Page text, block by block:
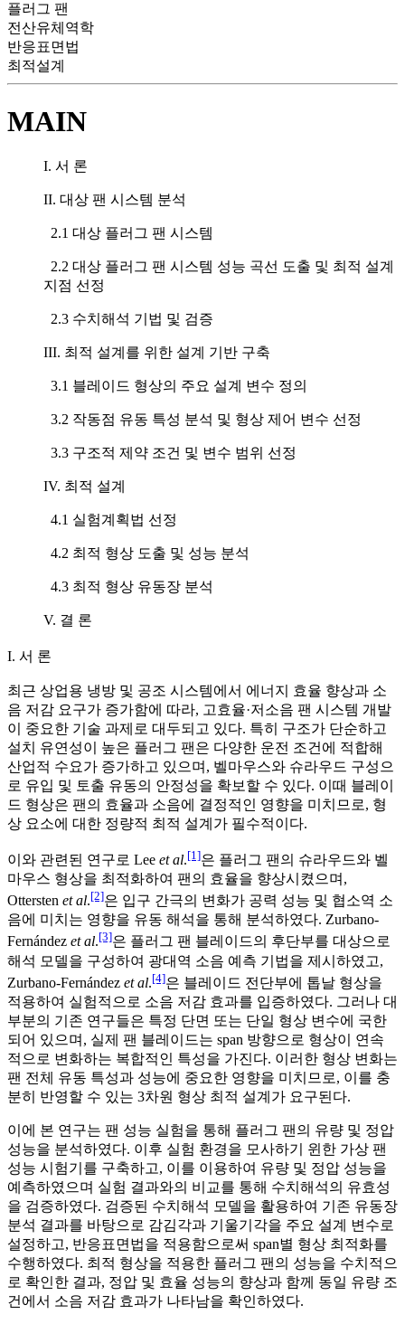
플러그 팬
전산유체역학
반응표면법
최적설계
MAIN
I. 서 론
II. 대상 팬 시스템 분석
2.1 대상 플러그 팬 시스템
2.2 대상 플러그 팬 시스템 성능 곡선 도출 및 최적 설계
지점 선정
2.3 수치해석 기법 및 검증
III. 최적 설계를 위한 설계 기반 구축
3.1 블레이드 형상의 주요 설계 변수 정의
3.2 작동점 유동 특성 분석 및 형상 제어 변수 선정
3.3 구조적 제약 조건 및 변수 범위 선정
IV. 최적 설계
4.1 실험계획법 선정
4.2 최적 형상 도출 및 성능 분석
4.3 최적 형상 유동장 분석
V. 결 론
I. 서 론
최근 상업용 냉방 및 공조 시스템에서 에너지 효율 향상과 소
음 저감 요구가 증가함에 따라, 고효율·저소음 팬 시스템 개발
이 중요한 기술 과제로 대두되고 있다. 특히 구조가 단순하고
설치 유연성이 높은 플러그 팬은 다양한 운전 조건에 적합해
산업적 수요가 증가하고 있으며, 벨마우스와 슈라우드 구성으
로 유입 및 토출 유동의 안정성을 확보할 수 있다. 이때 블레이
드 형상은 팬의 효율과 소음에 결정적인 영향을 미치므로, 형
상 요소에 대한 정량적 최적 설계가 필수적이다.
이와 관련된 연구로 Lee et al.[1]은 플러그 팬의 슈라우드와 벨
마우스 형상을 최적화하여 팬의 효율을 향상시켰으며,
Ottersten et al.[2]은 입구 간극의 변화가 공력 성능 및 협소역 소
음에 미치는 영향을 유동 해석을 통해 분석하였다. Zurbano-
Fernández et al.[3]은 플러그 팬 블레이드의 후단부를 대상으로
해석 모델을 구성하여 광대역 소음 예측 기법을 제시하였고,
Zurbano-Fernández et al.[4]은 블레이드 전단부에 톱날 형상을
적용하여 실험적으로 소음 저감 효과를 입증하였다. 그러나 대
부분의 기존 연구들은 특정 단면 또는 단일 형상 변수에 국한
되어 있으며, 실제 팬 블레이드는 span 방향으로 형상이 연속
적으로 변화하는 복합적인 특성을 가진다. 이러한 형상 변화는
팬 전체 유동 특성과 성능에 중요한 영향을 미치므로, 이를 충
분히 반영할 수 있는 3차원 형상 최적 설계가 요구된다.
이에 본 연구는 팬 성능 실험을 통해 플러그 팬의 유량 및 정압
성능을 분석하였다. 이후 실험 환경을 모사하기 윈한 가상 팬
성능 시험기를 구축하고, 이를 이용하여 유량 및 정압 성능을
예측하였으며 실험 결과와의 비교를 통해 수치해석의 유효성
을 검증하였다. 검증된 수치해석 모델을 활용하여 기존 유동장
분석 결과를 바탕으로 감김각과 기울기각을 주요 설계 변수로
설정하고, 반응표면법을 적용함으로써 span별 형상 최적화를
수행하였다. 최적 형상을 적용한 플러그 팬의 성능을 수치적으
로 확인한 결과, 정압 및 효율 성능의 향상과 함께 동일 유량 조
건에서 소음 저감 효과가 나타남을 확인하였다.